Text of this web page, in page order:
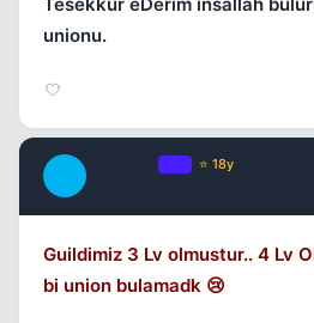
unionu.
⭐ 18y
Guildimiz 3 Lv olmustur.. 4 Lv
bi union bulamadk 😢